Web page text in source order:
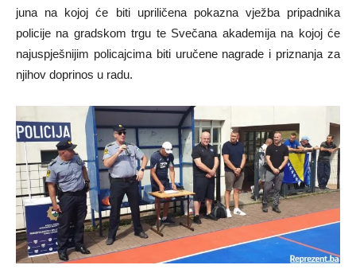
juna na kojoj će biti upriličena pokazna vježba pripadnika
policije na gradskom trgu te Svečana akademija na kojoj će
najuspješnijim policajcima biti uručene nagrade i priznanja za
njihov doprinos u radu.